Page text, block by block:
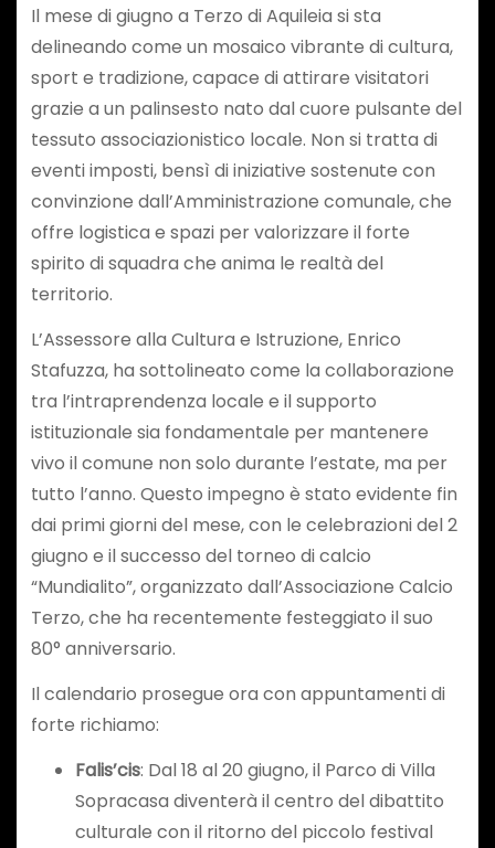
Il mese di giugno a Terzo di Aquileia si sta
delineando come un mosaico vibrante di cultura,
sport e tradizione, capace di attirare visitatori
grazie a un palinsesto nato dal cuore pulsante del
tessuto associazionistico locale. Non si tratta di
eventi imposti, bensì di iniziative sostenute con
convinzione dall’Amministrazione comunale, che
offre logistica e spazi per valorizzare il forte
spirito di squadra che anima le realtà del
territorio.
L’Assessore alla Cultura e Istruzione, Enrico
Stafuzza, ha sottolineato come la collaborazione
tra l’intraprendenza locale e il supporto
istituzionale sia fondamentale per mantenere
vivo il comune non solo durante l’estate, ma per
tutto l’anno. Questo impegno è stato evidente fin
dai primi giorni del mese, con le celebrazioni del 2
giugno e il successo del torneo di calcio
“Mundialito”, organizzato dall’Associazione Calcio
Terzo, che ha recentemente festeggiato il suo
80° anniversario.
Il calendario prosegue ora con appuntamenti di
forte richiamo:
Falis’cis: Dal 18 al 20 giugno, il Parco di Villa
Sopracasa diventerà il centro del dibattito
culturale con il ritorno del piccolo festival